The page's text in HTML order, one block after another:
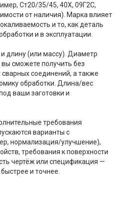
Ст20/35/45, 40Х, 09Г2С,
от наличия). Марка влияет
и то, как деталь
и в эксплуатации.
длину (или массу). Диаметр
сможете получить без
сварных соединений, а также
обработки. Длина/вес
ваши заготовки и
требования
варианты с
нормализация/улучшение),
требования к поверхности
чертёж или спецификация —
и точнее.